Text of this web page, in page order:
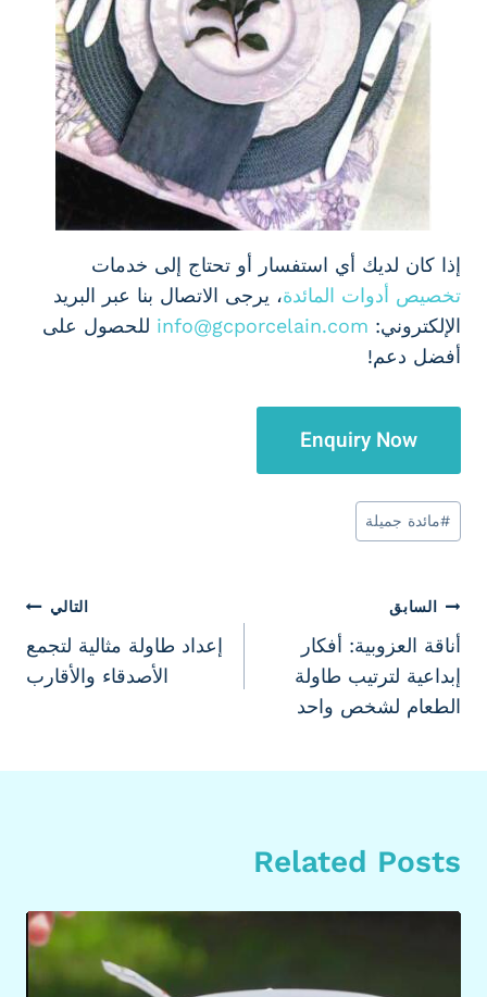
إذا كان لديك أي استفسار أو تحتاج إلى خدمات
تخصيص أدوات المائدة، يرجى الاتصال بنا عبر البريد
الإلكتروني: info@gcporcelain.com للحصول على
أفضل دعم!
Enquiry Now
وسوم
المقال:
#مائدة جميلة
تصفّح
المقالات
السابق
أناقة العزوبية: أفكار
إبداعية لترتيب طاولة
الطعام لشخص واحد
التالي
إعداد طاولة مثالية لتجمع
الأصدقاء والأقارب
Related Posts